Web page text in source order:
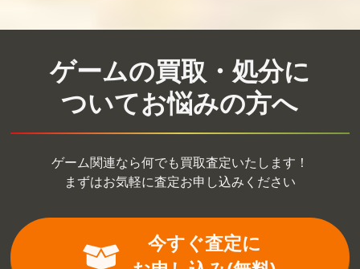
キャッ党忍伝て
やんでえ
買取価格
9,500
へべれけ
買取価格
9,000
快傑ヤンチャ丸
買取価格
9,000
突然！マッチョ
9,000
チップとデー
買取価格
9,000
ロックマン6
ゲームの買取・処分に
ついてお悩みの方へ
ゲーム関連なら何でも買取査定いたします！
まずはお気軽に査定お申し込みください
今すぐ査定に